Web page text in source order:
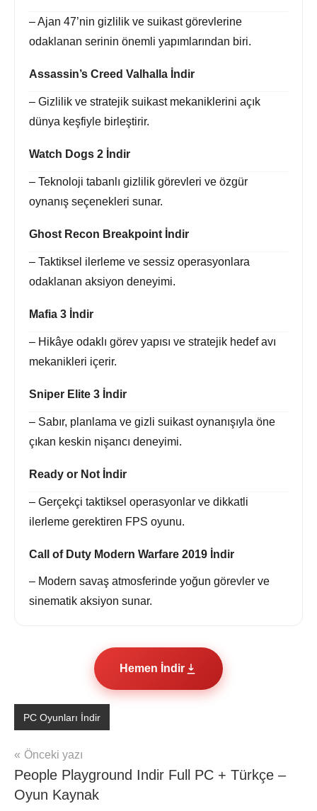
– Ajan 47’nin gizlilik ve suikast görevlerine
odaklanan serinin önemli yapımlarından biri.
Assassin’s Creed Valhalla İndir
– Gizlilik ve stratejik suikast mekaniklerini açık
dünya keşfiyle birleştirir.
Watch Dogs 2 İndir
– Teknoloji tabanlı gizlilik görevleri ve özgür
oynanış seçenekleri sunar.
Ghost Recon Breakpoint İndir
– Taktiksel ilerleme ve sessiz operasyonlara
odaklanan aksiyon deneyimi.
Mafia 3 İndir
– Hikâye odaklı görev yapısı ve stratejik hedef avı
mekanikleri içerir.
Sniper Elite 3 İndir
– Sabır, planlama ve gizli suikast oynanışıyla öne
çıkan keskin nişancı deneyimi.
Ready or Not İndir
– Gerçekçi taktiksel operasyonlar ve dikkatli
ilerleme gerektiren FPS oyunu.
Call of Duty Modern Warfare 2019 İndir
– Modern savaş atmosferinde yoğun görevler ve
sinematik aksiyon sunar.
Hemen İndir
PC Oyunları İndir
Yazı
gezinmesi
Önceki yazı
People Playground Indir Full PC + Türkçe –
Oyun Kaynak